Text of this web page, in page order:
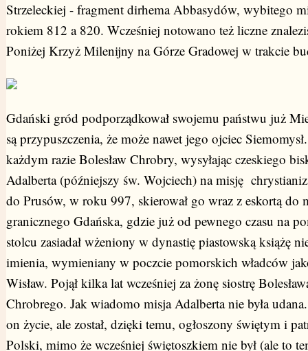
Strzeleckiej - fragment dirhema Abbasydów, wybitego
rokiem 812 a 820. Wcześniej notowano też liczne
Poniżej Krzyż Milenijny na Górze Gradowej w trakcie
Gdański gród podporządkował swojemu państwu już
są przypuszczenia, że może nawet jego ojciec
każdym razie Bolesław Chrobry, wysyłając czeskiego
Adalberta (późniejszy św. Wojciech) na misję
do Prusów, w roku 997, skierował go wraz z eskortą do
granicznego Gdańska, gdzie już od pewnego czasu na
stolcu zasiadał wżeniony w dynastię piastowską książę
imienia, wymieniany w poczcie pomorskich władców
Wisław. Pojął kilka lat wcześniej za żonę siostrę
Chrobrego. Jak wiadomo misja Adalberta nie była udana.
on życie, ale został, dzięki temu, ogłoszony świętym i
Polski, mimo że wcześniej świętoszkiem nie był (ale to